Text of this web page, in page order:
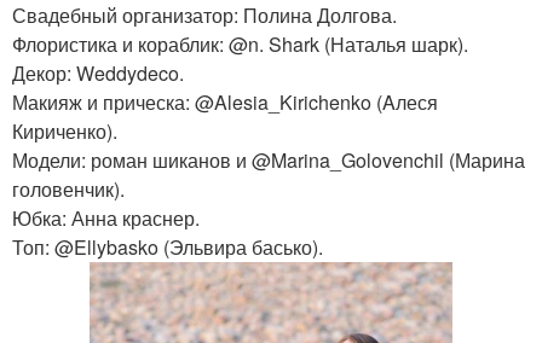
Свадебный организатор: Полина Долгова.
Флористика и кораблик: @n. Shark (Наталья шарк).
Декор: Weddydeco.
Макияж и прическа: @Alesia_Kirichenko (Aлеся
Кириченко).
Модели: роман шиканов и @Marina_Golovenchil (Марина
головенчик).
Юбка: Анна краснер.
Топ: @Ellybasko (Эльвира басько).